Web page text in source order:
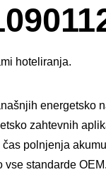
hoteliranja.
energetsko
zahtevnih
polnjenja
standarde